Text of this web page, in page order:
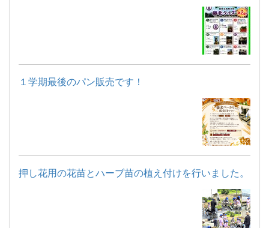
１学期最後のパン販売です！
押し花用の花苗とハーブ苗の植え付けを行いました。